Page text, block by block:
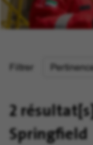
Filtrer
Critère
2
Springfield